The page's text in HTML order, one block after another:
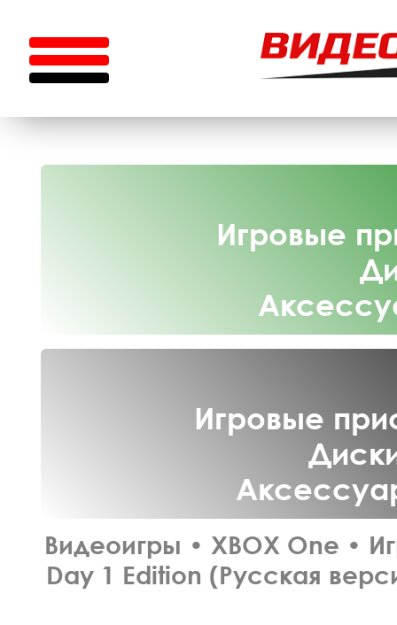
Игровые
Игровые
Видеоигры • XBOX One •
Day 1 Edition (Русская